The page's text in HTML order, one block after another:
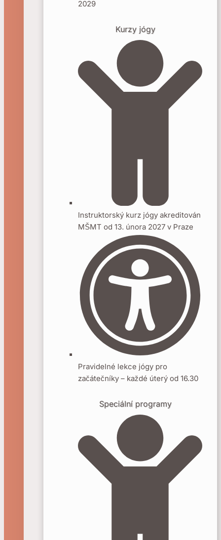
2029
Kurzy jógy
Instruktorský kurz jógy akreditován
MŠMT od 13. února 2027 v Praze
Pravidelné lekce jógy pro
začátečníky – každé úterý od 16.30
Speciální programy